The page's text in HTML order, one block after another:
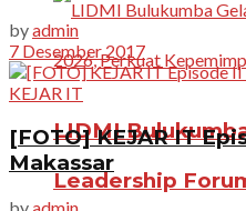
LIDMI
Leadership
byadmin
7 Desember 2017
KEJAR IT
[FOTO] KEJAR IT
Makassar
by admin